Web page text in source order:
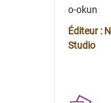
o-okun
Éditeur :
Studio